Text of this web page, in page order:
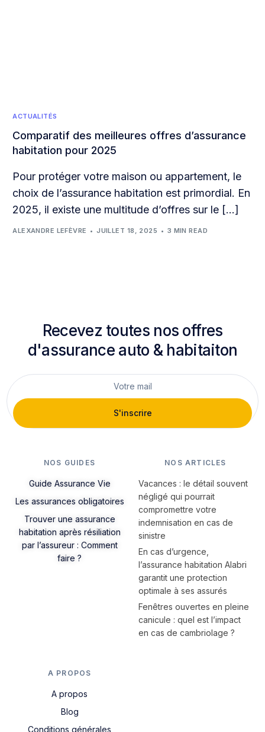
ACTUALITÉS
Comparatif des meilleures offres d’assurance
habitation pour 2025
Pour protéger votre maison ou appartement, le
choix de l’assurance habitation est primordial. En
2025, il existe une multitude d’offres sur le […]
ALEXANDRE LEFÈVRE JUILLET 18, 2025 3 MIN READ
Recevez toutes nos offres
d'assurance auto & habitaiton
S'inscrire
NOS GUIDES
Guide Assurance Vie
Les assurances obligatoires
Trouver une assurance
habitation après résiliation
par l’assureur : Comment
faire ?
NOS ARTICLES
Vacances : le détail souvent
négligé qui pourrait
compromettre votre
indemnisation en cas de
sinistre
En cas d’urgence,
l’assurance habitation Alabri
garantit une protection
optimale à ses assurés
Fenêtres ouvertes en pleine
canicule : quel est l’impact
en cas de cambriolage ?
A PROPOS
A propos
Blog
Conditions générales